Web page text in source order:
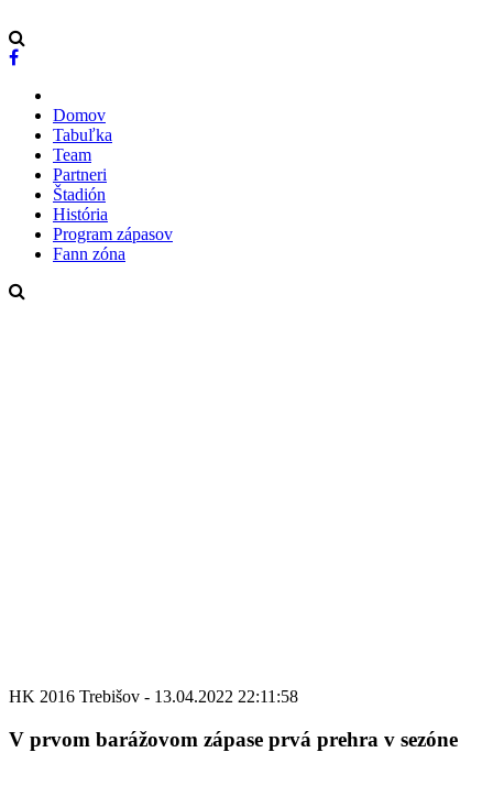
Domov
Tabuľka
Team
Partneri
Štadión
História
Program zápasov
Fann zóna
HK 2016 Trebišov - 13.04.2022 22:11:58
V prvom barážovom zápase prvá prehra v sezóne